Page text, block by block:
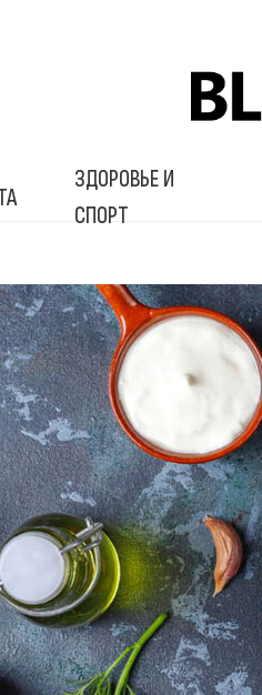
ЗДОРОВЬЕ И
СПОРТ